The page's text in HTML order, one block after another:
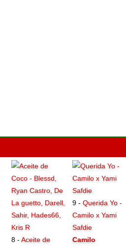
8 - Aceite de
9 -Querida Yo -
Camilo x Yami
Safdie
Camilo